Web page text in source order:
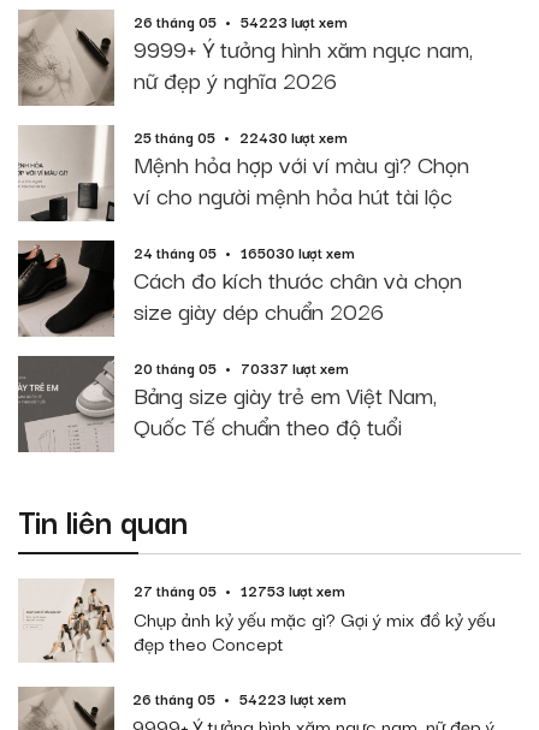
26 tháng 05 54223 lượt xem
9999+ Ý tưởng hình xăm ngực nam,
nữ đẹp ý nghĩa 2026
25 tháng 05 22430 lượt xem
Mệnh hỏa hợp với ví màu gì? Chọn
ví cho người mệnh hỏa hút tài lộc
24 tháng 05 165030 lượt xem
Cách đo kích thước chân và chọn
size giày dép chuẩn 2026
20 tháng 05 70337 lượt xem
Bảng size giày trẻ em Việt Nam,
Quốc Tế chuẩn theo độ tuổi
Tin liên quan
27 tháng 05 12753 lượt xem
Chụp ảnh kỷ yếu mặc gì? Gợi ý mix đồ kỷ yếu
đẹp theo Concept
26 tháng 05 54223 lượt xem